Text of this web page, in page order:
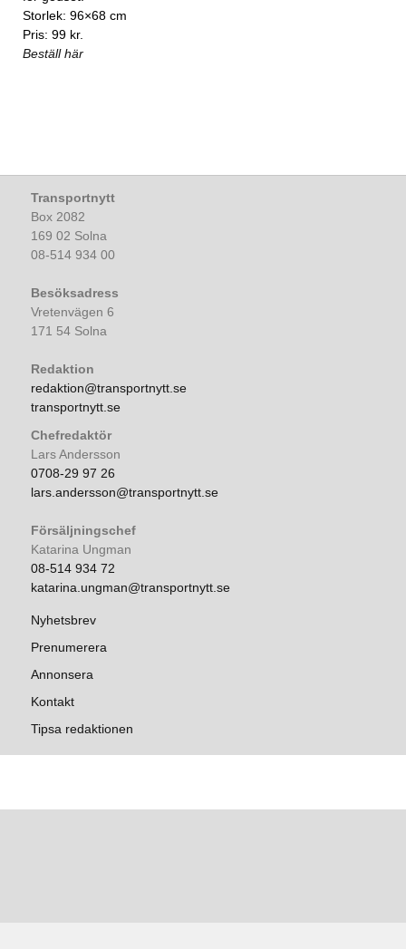
Storlek: 96×68 cm
Pris: 99 kr.
Beställ här
Transportnytt
Box 2082
169 02 Solna
08-514 934 00
Besöksadress
Vretenvägen 6
171 54 Solna
Redaktion
redaktion@transportnytt.se
transportnytt.se
Chefredaktör
Lars Andersson
0708-29 97 26
lars.andersson@transportnytt.se
Försäljningschef
Katarina Ungman
08-514 934 72
katarina.ungman@transportnytt.se
Nyhetsbrev
Prenumerera
Annonsera
Kontakt
Tipsa redaktionen